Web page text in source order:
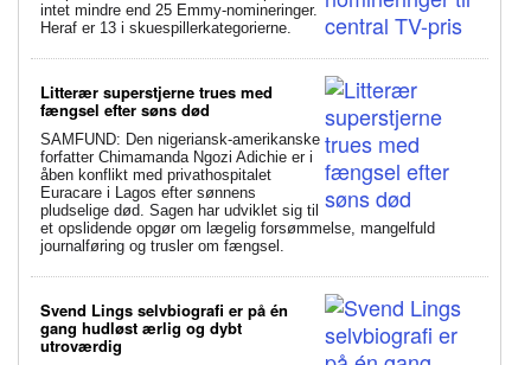
intet mindre end 25 Emmy-nomineringer.
Heraf er 13 i skuespillerkategorierne.
Litterær superstjerne trues med
fængsel efter søns død
SAMFUND: Den nigeriansk-amerikanske
forfatter Chimamanda Ngozi Adichie er i
åben konflikt med privathospitalet
Euracare i Lagos efter sønnens
pludselige død. Sagen har udviklet sig til
et opslidende opgør om lægelig forsømmelse, mangelfuld
journalføring og trusler om fængsel.
Svend Lings selvbiografi er på én
gang hudløst ærlig og dybt
utroværdig